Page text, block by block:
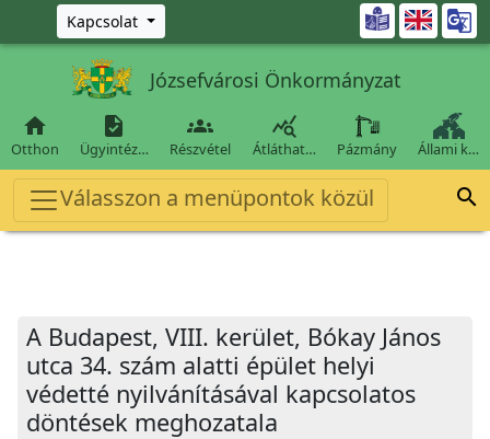
Ugrás a fő tartalomra
Kapcsolat 
Józsefvárosi Önkormányzat

Otthon

Ügyintéz…

Részvétel

Átláthat… Pázmány Állami k…
Válasszon a menüpontok közül 
A Budapest, VIII. kerület, Bókay János
utca 34. szám alatti épület helyi
védetté nyilvánításával kapcsolatos
döntések meghozatala